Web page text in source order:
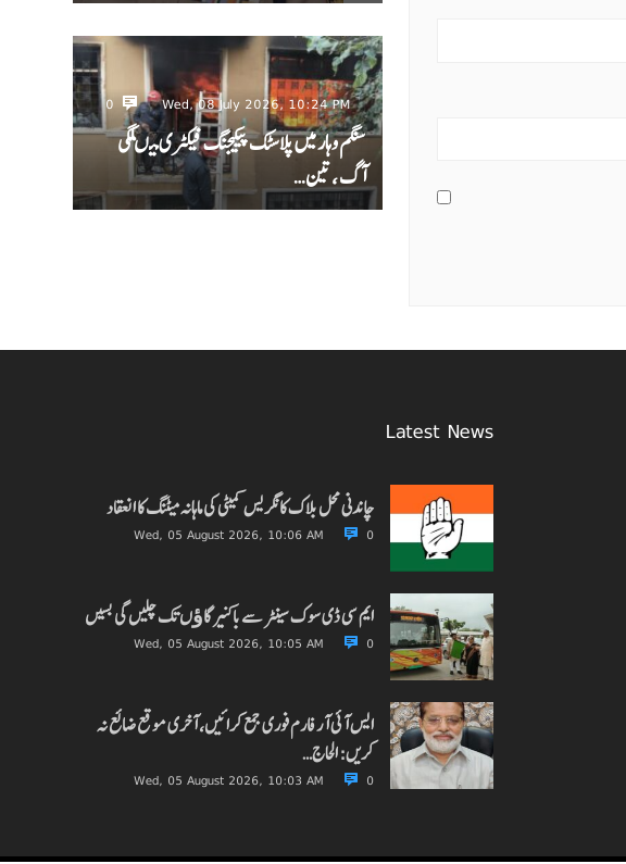
Wed, 08 July 2026, 10:24 PM
0
سنگم وہار میں پلاسٹک پیکیجنگ فیکٹری میںلگی
آگ ، تین…
Latest News
چاندنی محل بلاک کانگریس کمیٹی کی ماہانہ میٹنگ کا انعقاد
Wed, 05 August 2026, 10:06 AM 0
ایم سی ڈی سوک سینٹر سے باکنیر گاﺅں تک چلیں گی بسیں
Wed, 05 August 2026, 10:05 AM 0
ایس آئی آر فارم فوری جمع کرائیں، آخری موقع ضائع نہ
کریں: الحاج…
Wed, 05 August 2026, 10:03 AM 0